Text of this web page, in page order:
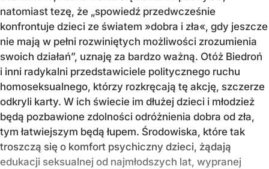
natomiast tezę, że „spowiedź przedwcześnie
konfrontuje dzieci ze światem »dobra i zła«, gdy jeszcze
nie mają w pełni rozwiniętych możliwości zrozumienia
swoich działań”, uznaję za bardzo ważną. Otóż Biedroń
i inni radykalni przedstawiciele politycznego ruchu
homoseksualnego, którzy rozkręcają tę akcję, szczerze
odkryli karty. W ich świecie im dłużej dzieci i młodzież
będą pozbawione zdolności odróżnienia dobra od zła,
tym łatwiejszym będą łupem. Środowiska, które tak
troszczą się o komfort psychiczny dzieci, żądają
edukacji seksualnej od najmłodszych lat, wypranej